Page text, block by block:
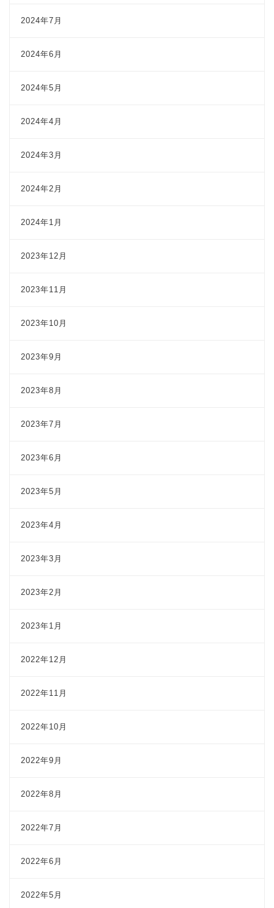
2024年7月
2024年6月
2024年5月
2024年4月
2024年3月
2024年2月
2024年1月
2023年12月
2023年11月
2023年10月
2023年9月
2023年8月
2023年7月
2023年6月
2023年5月
2023年4月
2023年3月
2023年2月
2023年1月
2022年12月
2022年11月
2022年10月
2022年9月
2022年8月
2022年7月
2022年6月
2022年5月